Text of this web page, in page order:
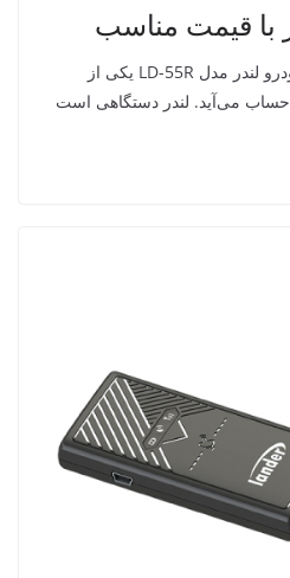
با قیمت مناسب
دستگاه ردیاب جی پی اس خودرو لندر مدل LD-55R یکی از
حساب می‌آید. لندر دستگاهی است